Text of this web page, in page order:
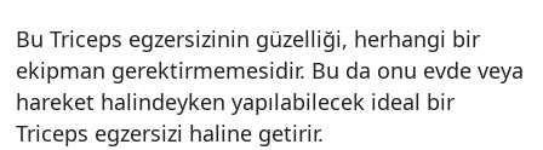
Bu Triceps egzersizinin güzelliği, herhangi bir
ekipman gerektirmemesidir. Bu da onu evde veya
hareket halindeyken yapılabilecek ideal bir
Triceps egzersizi haline getirir.